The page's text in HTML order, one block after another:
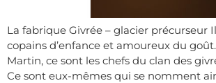
La fabrique Givrée – glacier précurseur
copains d’enfance et amoureux du
Martin, ce sont les chefs du clan des
Ce sont eux-mêmes qui se nomment